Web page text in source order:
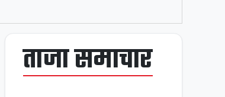
ताजा समाचार